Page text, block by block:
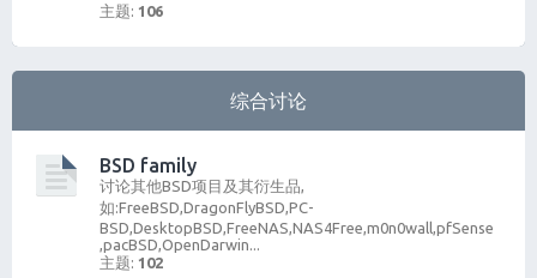
主题: 106
综合讨论
BSD family
讨论其他BSD项目及其衍生品,
如:FreeBSD,DragonFlyBSD,PC-
BSD,DesktopBSD,FreeNAS,NAS4Free,m0n0wall,pfSense
,pacBSD,OpenDarwin...
主题: 102